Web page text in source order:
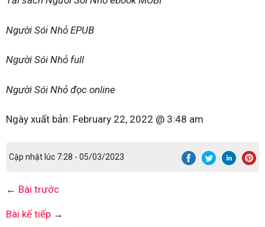
Người Sói Nhỏ EPUB
Người Sói Nhỏ full
Người Sói Nhỏ đọc online
Ngày xuất bản: February 22, 2022 @ 3:48 am
Cập nhật lúc 7:28 - 05/03/2023
← Bài trước
Bài kế tiếp →